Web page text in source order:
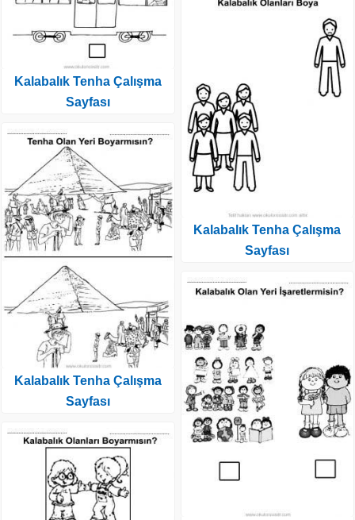
Kalabalık Tenha Çalışma
Sayfası
Kalabalık Tenha Çalışma
Sayfası
Kalabalık Tenha Çalışma
Sayfası